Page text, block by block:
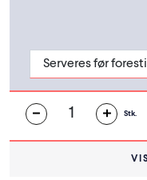
Stk.